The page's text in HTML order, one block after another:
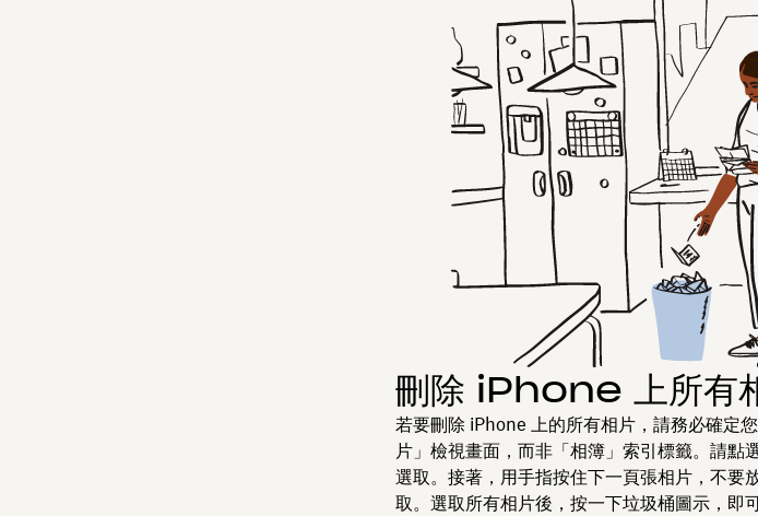
刪除 iPhone 上所有
若要刪除 iPhone 上的所有相片，請務必確定
片」檢視畫面，而非「相簿」索引標籤。請點
選取。接著，用手指按住下一頁張相片，不要
取。選取所有相片後，按一下垃圾桶圖示，即